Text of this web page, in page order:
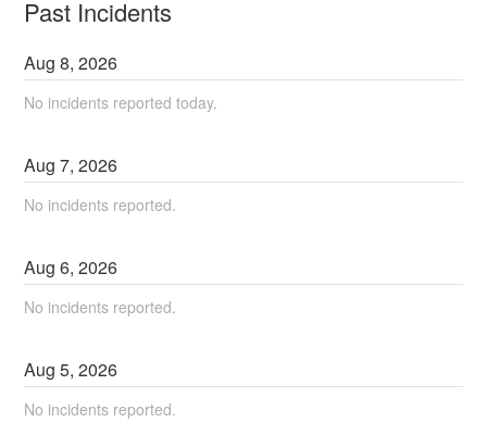
Past Incidents
Aug8,2026
No incidents reported today.
Aug7,2026
No incidents reported.
Aug6,2026
No incidents reported.
Aug5,2026
No incidents reported.